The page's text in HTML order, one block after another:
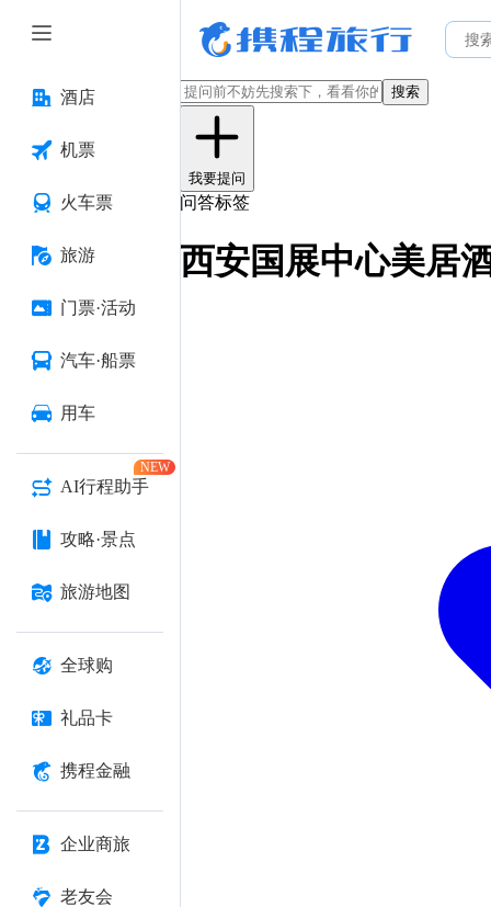
酒店
机票
火车票
旅游
门票·活动
汽车·船票
用车
AI行程助手
NEW
攻略·景点
旅游地图
全球购
礼品卡
携程金融
企业商旅
老友会
搜索
我要提问
问答标签
西安国展中心美居